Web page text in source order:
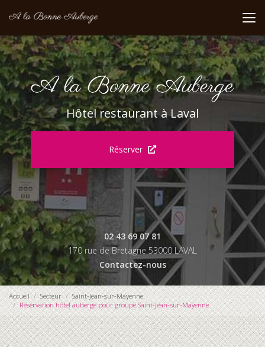
au
principal
Hôtel restaurant à Laval
Réserver
02 43 69 07 81
170 rue de Bretagne 53000 LAVAL
Contactez-nous
Accueil Secteur
Saint-Jean-sur-Mayenne
Réservation hôtel auberge pour groupe Saint-Jean-sur-Mayenne